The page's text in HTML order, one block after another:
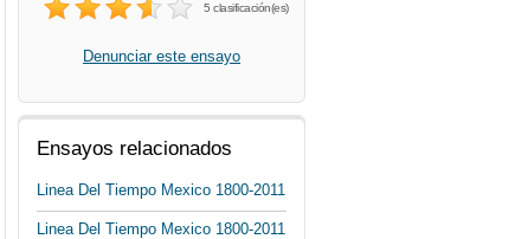
5 clasificación(es)
Denunciar este ensayo
Ensayos relacionados
Linea Del Tiempo Mexico 1800-2011
Linea Del Tiempo Mexico 1800-2011